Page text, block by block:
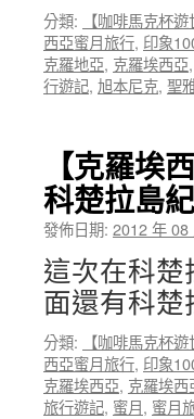
分類: 【咖啡馬克杯遊
西亞蜜月旅行, 印象
克羅地亞, 克羅埃西亞,
行遊記, 旭本尼克, 聖
【克羅埃
科楚拉島
發佈日期: 2012 年 08
這次在科
面還有科
分類: 【咖啡馬克杯遊
西亞蜜月旅行, 印象
克羅埃西亞, 克羅埃西
旅行遊記, 蜜月, 蜜月